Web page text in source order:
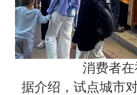
消费者
据介绍，试点城市